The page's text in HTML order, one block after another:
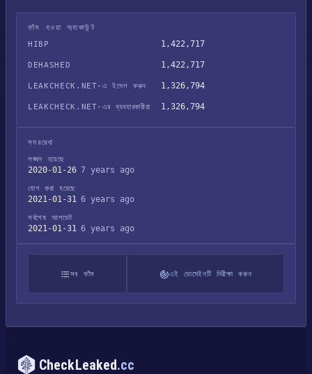
ফাঁস হওয়া অ্যাকাউন্ট
HIBP
1,422,717
DEHASHED 1,422,717
LEAKCHECK.NET-এ ইমেল করুন 1,326,794
LEAKCHECK.NET-এর ব্যবহারকারীরা 1,326,794
সময়রেখা
লঙ্ঘন হয়েছে
2020-01-26 7 years ago
যোগ করা হয়েছে
2021-01-31 6 years ago
সর্বশেষ আপডেট
2021-01-31 6 years ago
সব ফাঁস এই ডোমেইনটি নিরীক্ষা করুন
CheckLeaked.cc